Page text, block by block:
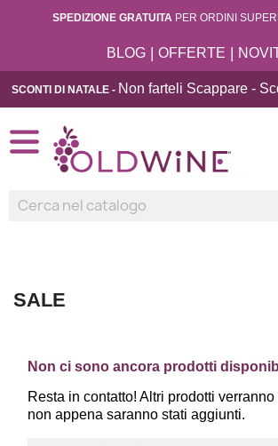
SPEDIZIONE GRATUITA PER ORDINI
BLOG | OFFERTE |
SCONTI DI NATALE - Non farteli Scappare -
SALE
Non ci sono ancora prodotti
Resta in contatto! Altri prodotti
non appena saranno stati aggiunti.